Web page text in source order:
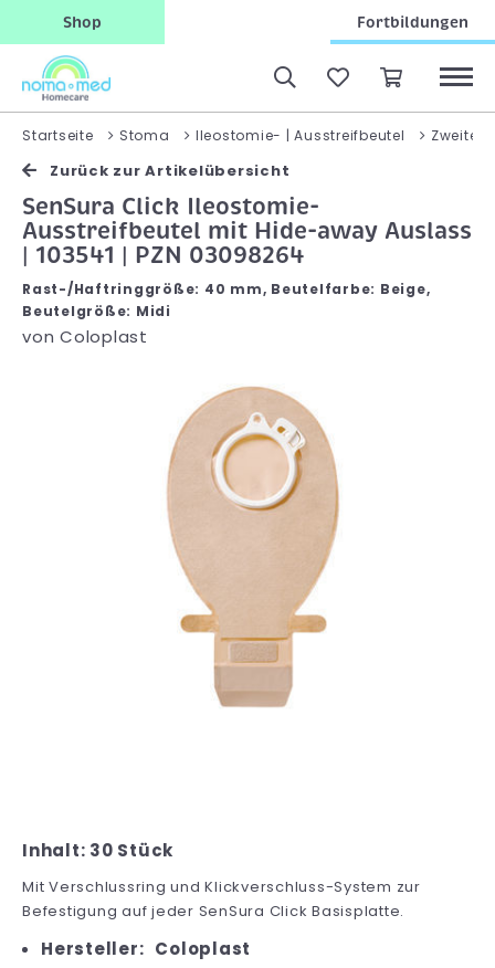
Shop Fortbildungen
Startseite Stoma Ileostomie- | Ausstreifbeutel
Zurück zur Artikelübersicht
SenSura Click Ileostomie-
Ausstreifbeutel mit Hide-away Auslass
| 103541 | PZN 03098264
Rast-/Haftringgröße: 40 mm, Beutelfarbe: Beige,
Beutelgröße: Midi
von Coloplast
Inhalt: 30 Stück
Mit Verschlussring und Klickverschluss-System zur
Befestigung auf jeder SenSura Click Basisplatte.
Hersteller: Coloplast